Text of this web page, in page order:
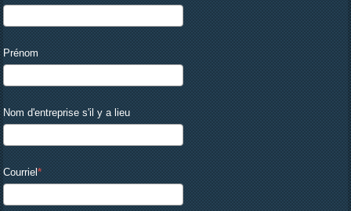
Prénom
Nom d'entreprise s'il y a lieu
Courriel